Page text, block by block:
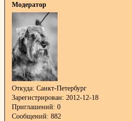
Модератор
Откуда: Санкт-Петербург
Зарегистрирован: 2012-12-18
Приглашений: 0
Сообщений: 882